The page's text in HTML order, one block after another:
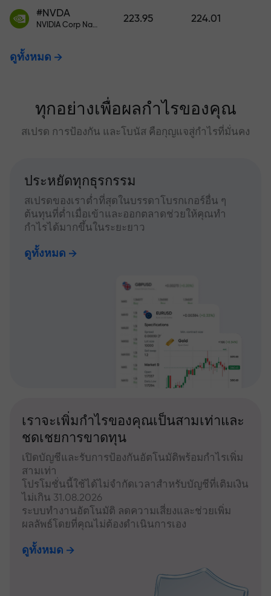
#NVDA
NVIDIA Corp Nasdaq Stock Exchange (Nasdaq) USD
223.95 224.01
ดูทั้งหมด
ทุกอย่างเพื่อผลกำไรของคุณ
สเปรด การป้องกัน และโบนัส คือกุญแจสู่กำไรที่มั่นคง
ประหยัดทุกธุรกรรม
สเปรดของเราต่ำที่สุดในบรรดาโบรกเกอร์อื่น ๆ
ต้นทุนที่ต่ำเมื่อเข้าและออกตลาดช่วยให้คุณทำ
กำไรได้มากขึ้นในระยะยาว
ดูทั้งหมด
เราจะเพิ่มกำไรของคุณเป็นสามเท่าและ
ชดเชยการขาดทุน
เปิดบัญชีและรับการป้องกันอัตโนมัติพร้อมกำไรเพิ่ม
สามเท่า
โปรโมชั่นนี้ใช้ได้ไม่จำกัดเวลาสำหรับบัญชีที่เติมเงิน
ไม่เกิน 31.08.2026
ระบบทำงานอัตโนมัติ ลดความเสี่ยงและช่วยเพิ่ม
ผลลัพธ์โดยที่คุณไม่ต้องดำเนินการเอง
ดูทั้งหมด